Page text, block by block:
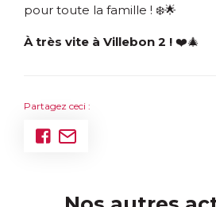
pour toute la famille ! ❄️🌟
À très vite à Villebon 2 ! ❤️🎄
Partagez ceci :